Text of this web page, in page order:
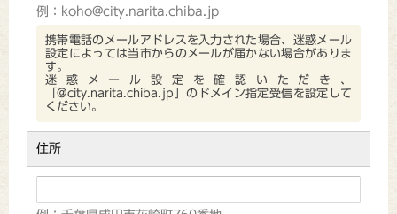
例：koho@city.narita.chiba.jp
携帯電話のメールアドレスを入力された場合、迷惑メール
設定によっては当市からのメールが届かない場合がありま
す。
迷惑メール設定を確認いただき、
「@city.narita.chiba.jp」のドメイン指定受信を設定して
ください。
住所